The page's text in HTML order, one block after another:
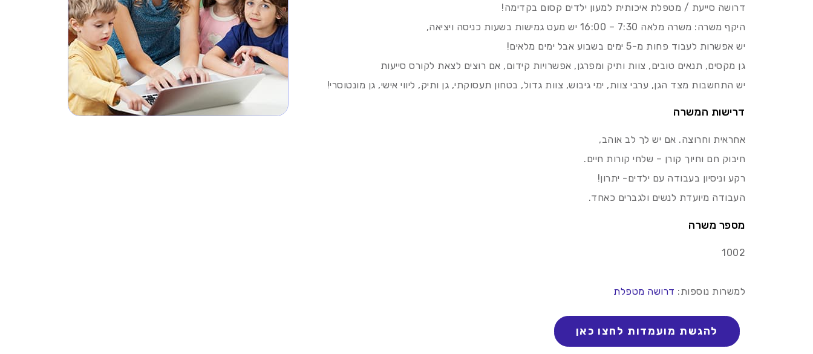
דרושה סייעת / מטפלת איכותית למעון ילדים קסום בקדימה!
היקף משרה: משרה מלאה 7:30 – 16:00 יש מעט גמישות בשעות כניסה ויציאה,
יש אפשרות לעבוד פחות מ-5 ימים בשבוע אבל ימים מלאים!
גן מקסים, תנאים טובים, צוות ותיק ומפרגן, אפשרויות קידום, אם רוצים לצאת לקורס סייעות
יש התחשבות מצד הגן, ערבי צוות, ימי גיבוש, צוות גדול, בטחון תעסוקתי, גן ותיק, ליווי אישי, גן מונטוסרי!
דרישות המשרה
אחראית וחרוצה. אם יש לך לב אוהב,
חיבוק חם וחיוך קורן – שלחי קורות חיים.
רקע וניסיון בעבודה עם ילדים- יתרון!
העבודה מיועדת לנשים ולגברים כאחד.
מספר משרה
1002
למשרות נוספות: דרושה מטפלת